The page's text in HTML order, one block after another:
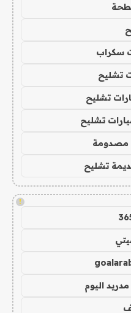
سكراب
تشليح
تشليح
تشليح
مصدومة
تشليح
!
اليوم